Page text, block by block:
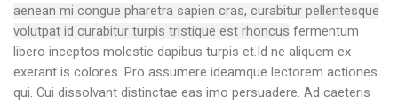
aenean mi congue pharetra sapien cras, curabitur pellentesque
volutpat id curabitur turpis tristique est rhoncus fermentum
libero inceptos molestie dapibus turpis et.Id ne aliquem ex
exerant is colores. Pro assumere ideamque lectorem actiones
qui. Cui dissolvant distinctae eas imo persuadere. Ad caeteris